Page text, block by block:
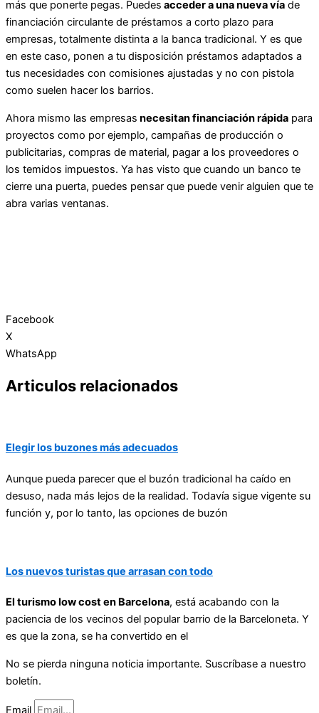
más que ponerte pegas. Puedes acceder a una nueva vía de
financiación circulante de préstamos a corto plazo para
empresas, totalmente distinta a la banca tradicional. Y es que
en este caso, ponen a tu disposición préstamos adaptados a
tus necesidades con comisiones ajustadas y no con pistola
como suelen hacer los barrios.
Ahora mismo las empresas necesitan financiación rápida para
proyectos como por ejemplo, campañas de producción o
publicitarias, compras de material, pagar a los proveedores o
los temidos impuestos. Ya has visto que cuando un banco te
cierre una puerta, puedes pensar que puede venir alguien que te
abra varias ventanas.
Facebook
X
WhatsApp
Articulos relacionados
Elegir los buzones más adecuados
Aunque pueda parecer que el buzón tradicional ha caído en
desuso, nada más lejos de la realidad. Todavía sigue vigente su
función y, por lo tanto, las opciones de buzón
Los nuevos turistas que arrasan con todo
El turismo low cost en Barcelona, está acabando con la
paciencia de los vecinos del popular barrio de la Barceloneta. Y
es que la zona, se ha convertido en el
No se pierda ninguna noticia importante. Suscríbase a nuestro
boletín.
Email